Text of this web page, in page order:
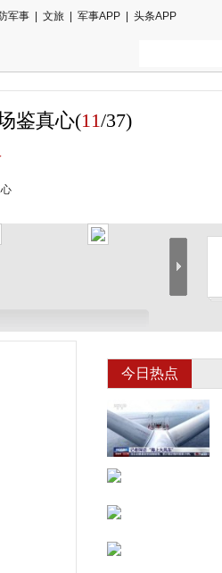
军事 文旅 军事APP 头条APP
鉴真心(11/37)
今日热点